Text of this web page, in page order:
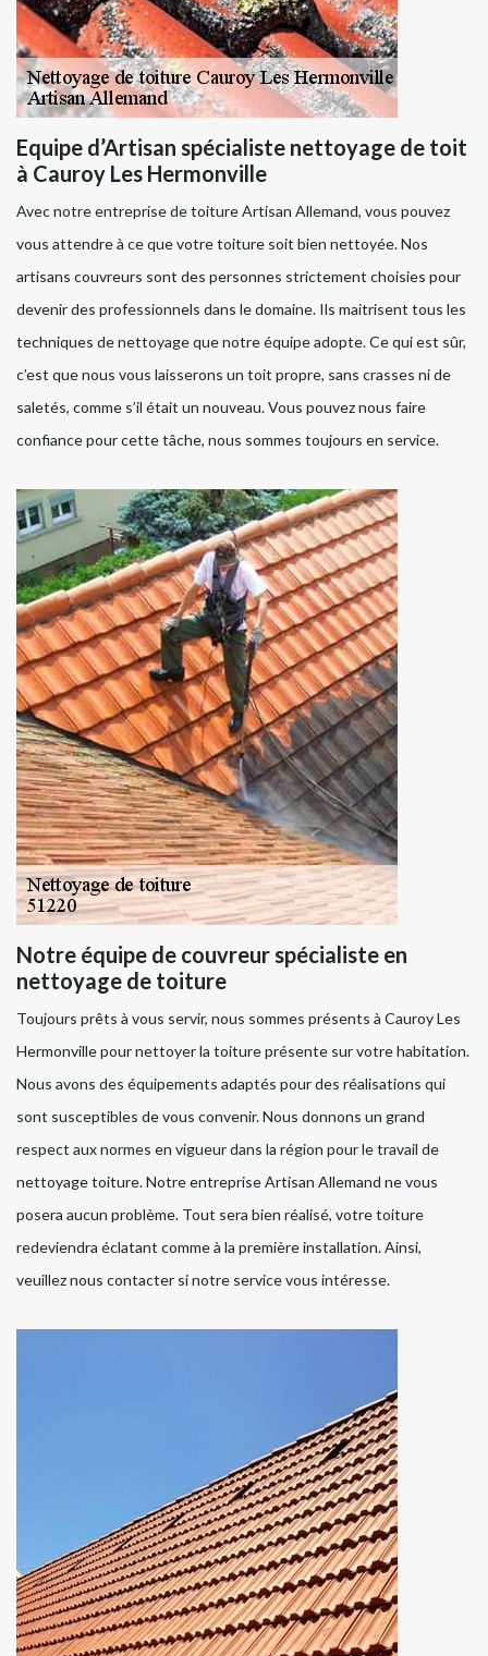
Equipe d’Artisan spécialiste nettoyage de toit
à Cauroy Les Hermonville
Avec notre entreprise de toiture Artisan Allemand, vous pouvez
vous attendre à ce que votre toiture soit bien nettoyée. Nos
artisans couvreurs sont des personnes strictement choisies pour
devenir des professionnels dans le domaine. Ils maitrisent tous les
techniques de nettoyage que notre équipe adopte. Ce qui est sûr,
c’est que nous vous laisserons un toit propre, sans crasses ni de
saletés, comme s’il était un nouveau. Vous pouvez nous faire
confiance pour cette tâche, nous sommes toujours en service.
Notre équipe de couvreur spécialiste en
nettoyage de toiture
Toujours prêts à vous servir, nous sommes présents à Cauroy Les
Hermonville pour nettoyer la toiture présente sur votre habitation.
Nous avons des équipements adaptés pour des réalisations qui
sont susceptibles de vous convenir. Nous donnons un grand
respect aux normes en vigueur dans la région pour le travail de
nettoyage toiture. Notre entreprise Artisan Allemand ne vous
posera aucun problème. Tout sera bien réalisé, votre toiture
redeviendra éclatant comme à la première installation. Ainsi,
veuillez nous contacter si notre service vous intéresse.